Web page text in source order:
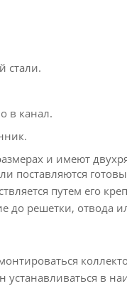
стали.
в канал.
и имеют
поставляются
путем его
до решетки, отвода
устанавливаться в